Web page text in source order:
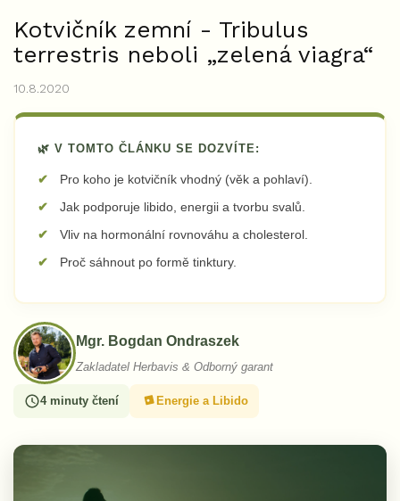
Kotvičník zemní - Tribulus
terrestris neboli „zelená viagra“
10.8.2020
🌿 V TOMTO ČLÁNKU SE DOZVÍTE:
Pro koho je kotvičník vhodný (věk a pohlaví).
Jak podporuje libido, energii a tvorbu svalů.
Vliv na hormonální rovnováhu a cholesterol.
Proč sáhnout po formě tinktury.
Mgr. Bogdan Ondraszek
Zakladatel Herbavis & Odborný garant
4 minuty čtení Energie a Libido